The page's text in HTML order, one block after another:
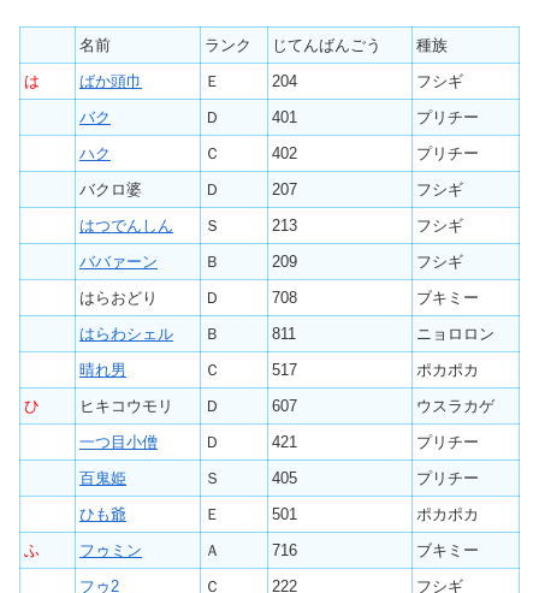
名前 ランク じてんばんごう
種族
は
ばか頭巾 Ｅ 204
フシギ
バク
Ｄ 401
プリチー
ハク
Ｃ 402
プリチー
バクロ婆
Ｄ 207
フシギ
はつでんしん
Ｓ 213
フシギ
ババァーン
Ｂ 209
フシギ
はらおどり
Ｄ 708
ブキミー
はらわシェル
Ｂ 811
ニョロロン
晴れ男
Ｃ 517
ポカポカ
ひ
ヒキコウモリ Ｄ 607
ウスラカゲ
一つ目小僧
Ｄ 421
プリチー
百鬼姫
Ｓ 405
プリチー
ひも爺
Ｅ 501
ポカポカ
ふ
フゥミン Ａ 716
ブキミー
フゥ2
Ｃ 222
フシギ